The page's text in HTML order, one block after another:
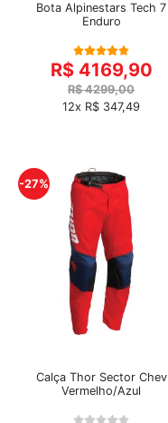
Bota Alpinestars Tech 7
Enduro
R$ 4169,90
R$ 4299,00
12x R$ 347,49
-27%
Calça Thor Sector Chev
Vermelho/Azul